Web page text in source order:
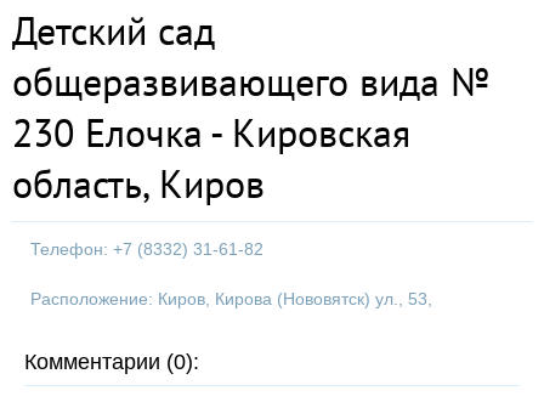
Детский сад
общеразвивающего вида №
230 Елочка - Кировская
область, Киров
Телефон: +7 (8332) 31-61-82
Расположение: Киров, Кирова (Нововятск) ул., 53,
Комментарии (0):